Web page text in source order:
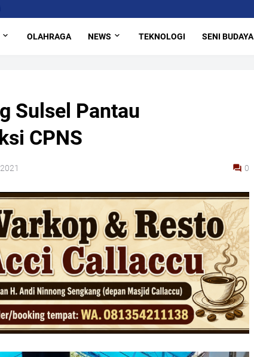
OLAHRAGA NEWS TEKNOLOGI SENI BUDAYA
Sulsel Pantau
CPNS
0